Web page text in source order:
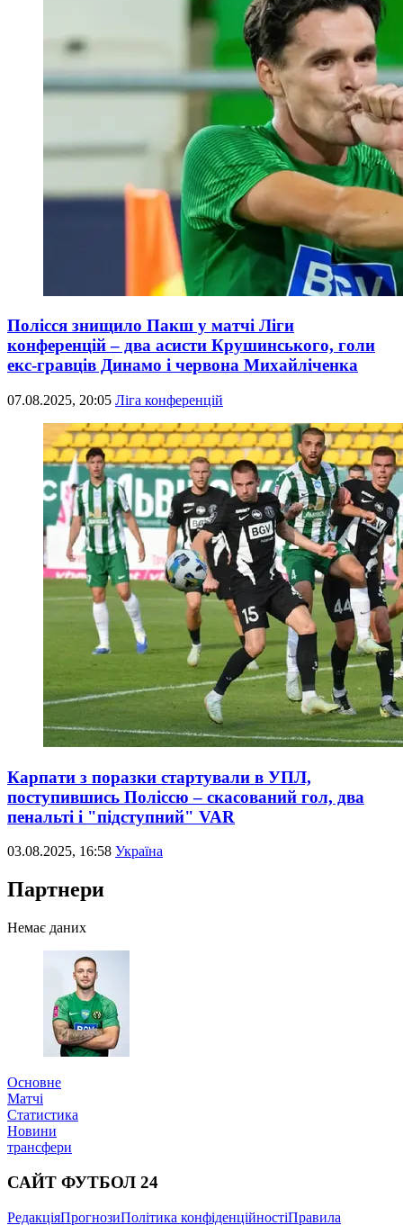
Полісся знищило Пакш у матчі Ліги
конференцій – два асисти Крушинського, голи
екс-гравців Динамо і червона Михайліченка
07.08.2025, 20:05 Ліга конференцій
Карпати з поразки стартували в УПЛ,
поступившись Поліссю – скасований гол, два
пенальті і "підступний" VAR
03.08.2025, 16:58 Україна
Партнери
Немає даних
Основне
Матчі
Статистика
Новини
трансфери
САЙТ ФУТБОЛ 24
РедакціяПрогнозиПолітика конфіденційностіПравила